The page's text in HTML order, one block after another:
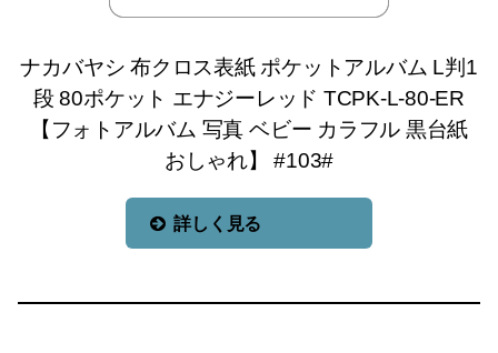
ナカバヤシ 布クロス表紙 ポケットアルバム L判1
段 80ポケット エナジーレッド TCPK-L-80-ER
【フォトアルバム 写真 ベビー カラフル 黒台紙
おしゃれ】 #103#
詳しく見る